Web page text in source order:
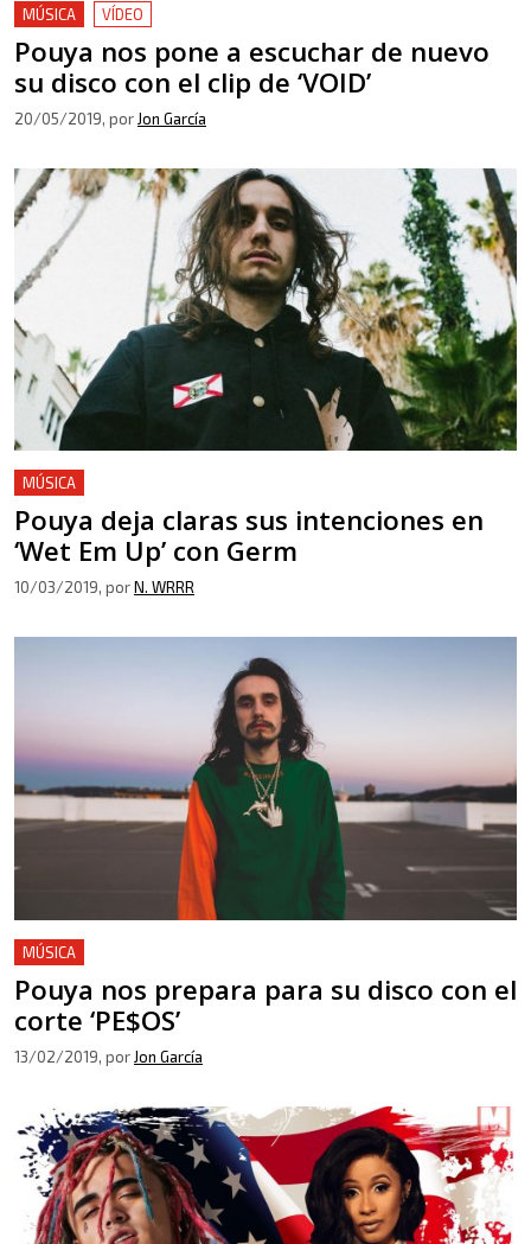
MÚSICA VÍDEO
Pouya nos pone a escuchar de nuevo
su disco con el clip de ‘VOID’
20/05/2019, por Jon García
MÚSICA
Pouya deja claras sus intenciones en
‘Wet Em Up’ con Germ
10/03/2019, porN. WRRR
MÚSICA
Pouya nos prepara para su disco con el
corte ‘PE$OS’
13/02/2019, por Jon García